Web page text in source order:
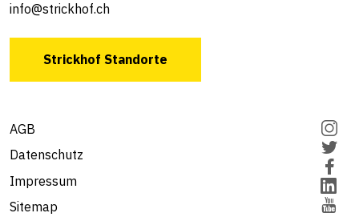
info@strickhof.ch
Strickhof Standorte
AGB
Datenschutz
Impressum
Sitemap